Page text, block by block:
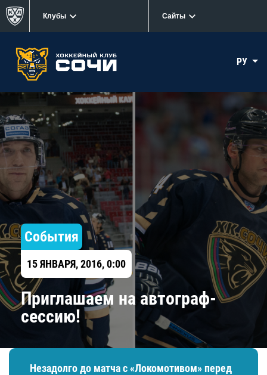
Клубы Сайты
РУ
События
15 ЯНВАРЯ, 2016, 0:00
Приглашаем на автограф-
сессию!
Незадолго до матча с «Локомотивом» перед